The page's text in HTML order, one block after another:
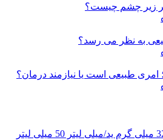
زیر چشم چیست؟
به نظر می رسد؟
طبیعی است یا نیازمند درمان؟